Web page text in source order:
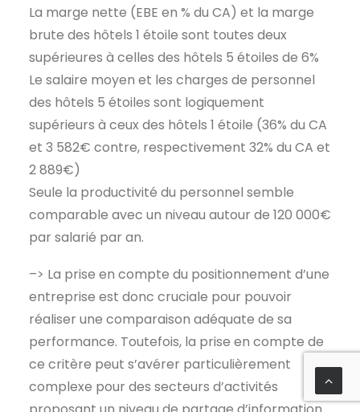
La marge nette (EBE en % du CA) et la marge
brute des hôtels 1 étoile sont toutes deux
supérieures à celles des hôtels 5 étoiles de 6%
Le salaire moyen et les charges de personnel
des hôtels 5 étoiles sont logiquement
supérieurs à ceux des hôtels 1 étoile (36% du CA
et 3 582€ contre, respectivement 32% du CA et
2 889€)
Seule la productivité du personnel semble
comparable avec un niveau autour de 120 000€
par salarié par an.
–> La prise en compte du positionnement d’une
entreprise est donc cruciale pour pouvoir
réaliser une comparaison adéquate de sa
performance. Toutefois, la prise en compte de
ce critère peut s’avérer particulièrement
complexe pour des secteurs d’activités